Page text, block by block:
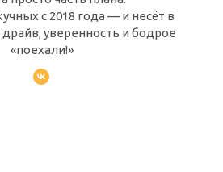
с 2018 года — и несёт в
уверенность и бодрое
«поехали!»